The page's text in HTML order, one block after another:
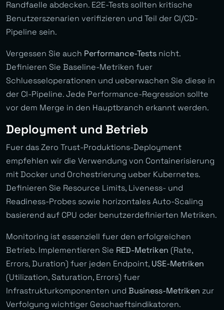
Randfaelle abdecken. E2E-Tests sollten kritische
Benutzerszenarien verifizieren und Teil der CI/CD-
Pipeline sein.
Vergessen Sie auch Performance-Tests nicht.
Definieren Sie Baseline-Metriken fuer
Schluesseloperationen und ueberwachen Sie diese in
der CI-Pipeline. Jede Performance-Regression sollte
vor dem Merge in den Hauptbranch erkannt werden.
Deployment und Betrieb
Fuer das Zero Trust-Produktions-Deployment
empfehlen wir die Verwendung von Containerisierung
mit Docker und Orchestrierung ueber Kubernetes.
Definieren Sie Resource Limits, Liveness- und
Readiness-Probes sowie horizontales Auto-Scaling
basierend auf CPU oder benutzerdefinierten Metriken.
Monitoring ist essenziell fuer den erfolgreichen
Betrieb. Implementieren Sie RED-Metriken (Rate,
Errors, Duration) fuer jeden Endpoint, USE-Metriken
(Utilization, Saturation, Errors) fuer
Infrastrukturkomponenten und Business-Metriken zur
Verfolgung wichtiger Geschaeftsindikatoren.